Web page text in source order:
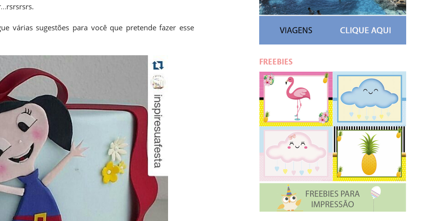
várias sugestões para você que pretende fazer esse
FREEBIES